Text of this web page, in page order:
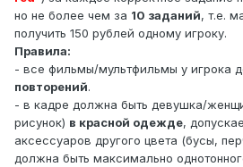
но не более чем за 10 заданий, т.е.
получить 150 рублей одному игроку.
Правила:
- все фильмы/мультфильмы у игрока
повторений.
- в кадре должна быть девушка/
рисунок) в красной одежде,
аксессуаров другого цвета (бусы,
должна быть максимально